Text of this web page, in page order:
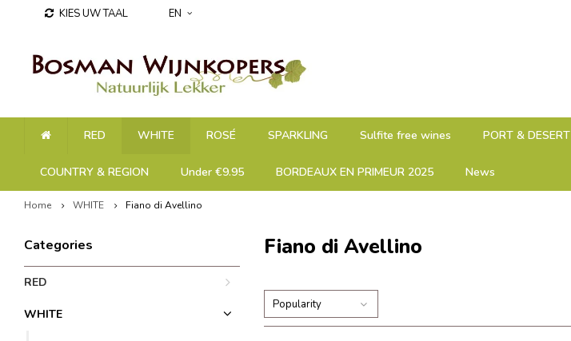
KIES UW TAAL EN
RED WHITE ROSÉ SPARKLING Sulfite free wines PORT & DESERT
COUNTRY & REGION Under €9.95 BORDEAUX EN PRIMEUR 2025 News
Home WHITE Fiano di Avellino
Categories
RED
WHITE
Fiano di Avellino
Popularity